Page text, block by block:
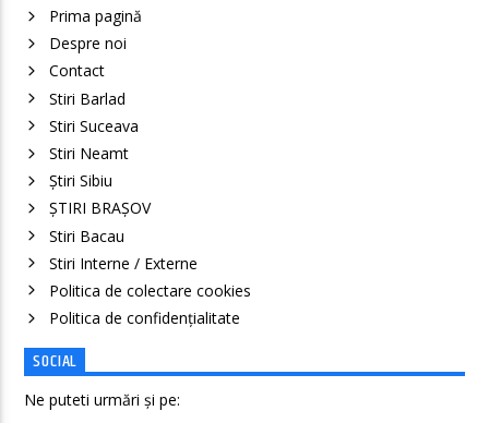
Prima pagină
Despre noi
Contact
Stiri Barlad
Stiri Suceava
Stiri Neamt
Știri Sibiu
ȘTIRI BRAȘOV
Stiri Bacau
Stiri Interne / Externe
Politica de colectare cookies
Politica de confidenţialitate
SOCIAL
Ne puteti urmări și pe: